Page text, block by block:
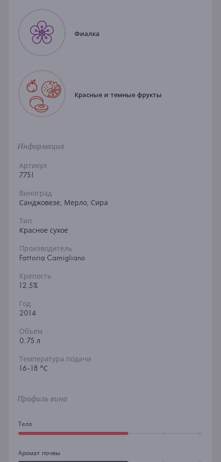
Фиалка
Красные и темные фрукты
Информация
Артикул
7751
Виноград
Санджовезе, Мерло, Сира
Тип
Красное сухое
Производитель
Fattoria Camigliano
Крепость
12.5%
Год
2014
Объем
0.75 л
Температура подачи
16-18 °С
Профиль вина
Тело
Аромат почвы